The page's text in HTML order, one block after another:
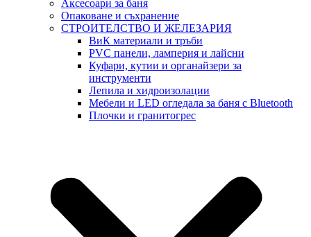
Аксесоари за баня
Опаковане и съхранение
СТРОИТЕЛСТВО И ЖЕЛЕЗАРИЯ
ВиК материали и тръби
PVC панели, ламперия и лайсни
Куфари, кутии и органайзери за
инструменти
Лепила и хидроизолации
Мебели и LED огледала за баня с Bluetooth
Плочки и гранитогрес